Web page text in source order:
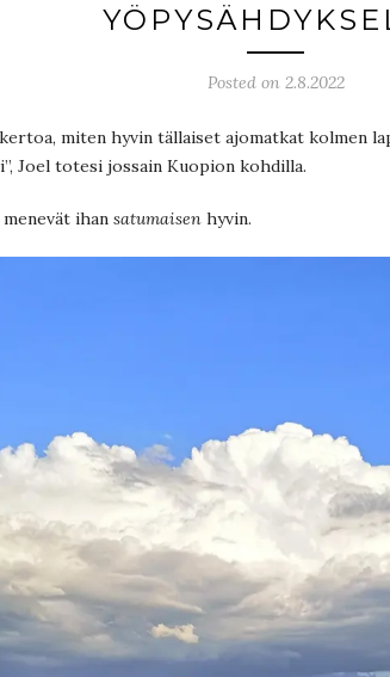
Posted on 2.8.2022
miten hyvin tällaiset ajomatkat kolmen
Joel totesi jossain Kuopion kohdilla.
ihan satumaisen hyvin.